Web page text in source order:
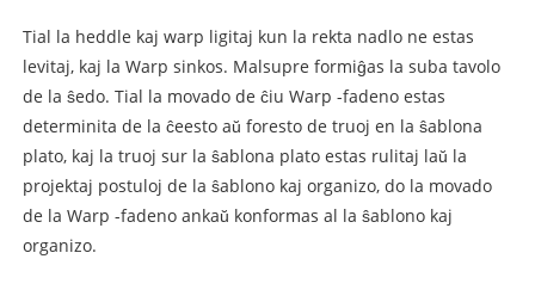
Tial la heddle kaj warp ligitaj kun la rekta nadlo ne estas
levitaj, kaj la Warp sinkos. Malsupre formiĝas la suba tavolo
de la ŝedo. Tial la movado de ĉiu Warp -fadeno estas
determinita de la ĉeesto aŭ foresto de truoj en la ŝablona
plato, kaj la truoj sur la ŝablona plato estas rulitaj laŭ la
projektaj postuloj de la ŝablono kaj organizo, do la movado
de la Warp -fadeno ankaŭ konformas al la ŝablono kaj
organizo.